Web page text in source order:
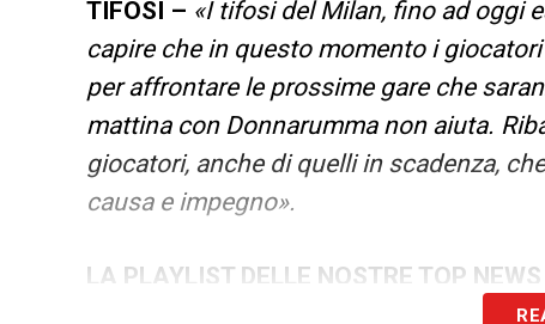
TIFOSI – «I tifosi del Milan, fino ad oggi
capire che in questo momento i
per affrontare le prossime gare che
mattina con Donnarumma non aiuta.
giocatori, anche di quelli in scadenza,
causa e impegno».
LA PLAYLIST DELLE NOSTRE TOP NEWS